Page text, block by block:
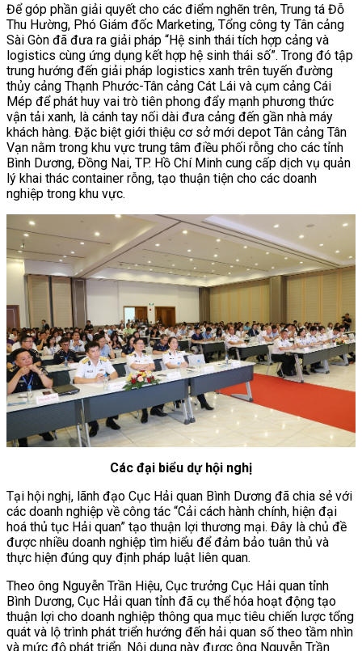
Để góp phần giải quyết cho các điểm nghẽn trên, Trung tá Đỗ
Thu Hường, Phó Giám đốc Marketing, Tổng công ty Tân cảng
Sài Gòn đã đưa ra giải pháp “Hệ sinh thái tích hợp cảng và
logistics cùng ứng dụng kết hợp hệ sinh thái số”. Trong đó tập
trung hướng đến giải pháp logistics xanh trên tuyến đường
thủy cảng Thạnh Phước-Tân cảng Cát Lái và cụm cảng Cái
Mép để phát huy vai trò tiên phong đẩy mạnh phương thức
vận tải xanh, là cánh tay nối dài đưa cảng đến gần nhà máy
khách hàng. Đặc biệt giới thiệu cơ sở mới depot Tân cảng Tân
Vạn nằm trong khu vực trung tâm điều phối rỗng cho các tỉnh
Bình Dương, Đồng Nai, TP. Hồ Chí Minh cung cấp dịch vụ quản
lý khai thác container rỗng, tạo thuận tiện cho các doanh
nghiệp trong khu vực.
Các đại biểu dự hội nghị
Tại hội nghị, lãnh đạo Cục Hải quan Bình Dương đã chia sẻ với
các doanh nghiệp về công tác “Cải cách hành chính, hiện đại
hoá thủ tục Hải quan” tạo thuận lợi thương mại. Đây là chủ đề
được nhiều doanh nghiệp tìm hiểu để đảm bảo tuân thủ và
thực hiện đúng quy định pháp luật liên quan.
Theo ông Nguyễn Trần Hiệu, Cục trưởng Cục Hải quan tỉnh
Bình Dương, Cục Hải quan tỉnh đã cụ thể hóa hoạt động tạo
thuận lợi cho doanh nghiệp thông qua mục tiêu chiến lược tổng
quát và lộ trình phát triển hướng đến hải quan số theo tầm nhìn
và mức độ phát triển. Nội dung này được ông Nguyễn Trần